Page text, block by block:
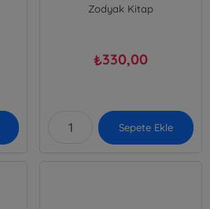
Zodyak Kitap
₺330,00
Sepete Ekle